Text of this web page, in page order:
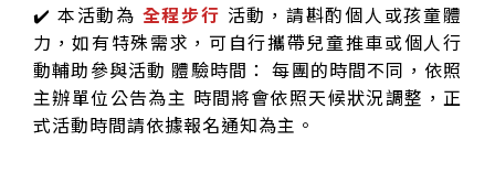
✔️ 本活動為 全程步行 活動，請斟酌個人或孩童體
力，如有特殊需求，可自行攜帶兒童推車或個人行
動輔助參與活動 體驗時間： 每團的時間不同，依照
主辦單位公告為主 時間將會依照天候狀況調整，正
式活動時間請依據報名通知為主。